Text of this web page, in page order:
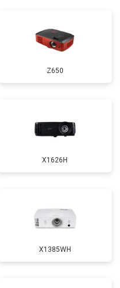
Z650
X1626H
X1385WH